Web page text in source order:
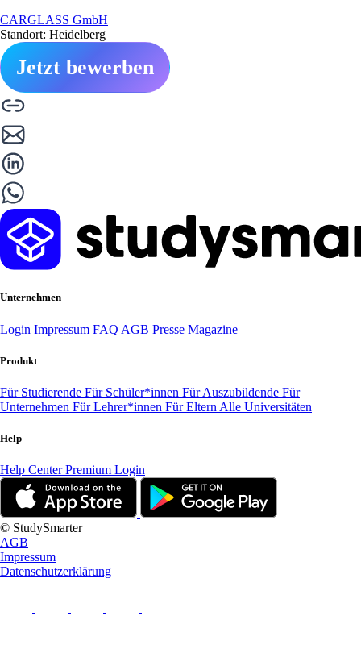
CARGLASS GmbH
Standort: Heidelberg
Jetzt bewerben
Unternehmen
Login Impressum FAQ AGB Presse Magazine
Produkt
Für Studierende Für Schüler*innen Für Auszubildende Für
Unternehmen Für Lehrer*innen Für Eltern Alle Universitäten
Help
Help CenterPremium Login
© StudySmarter
AGB
Impressum
Datenschutzerklärung